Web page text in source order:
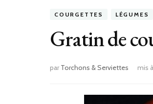
COURGETTES LÉGUMES
Gratin de
par Torchons & Serviettes mis